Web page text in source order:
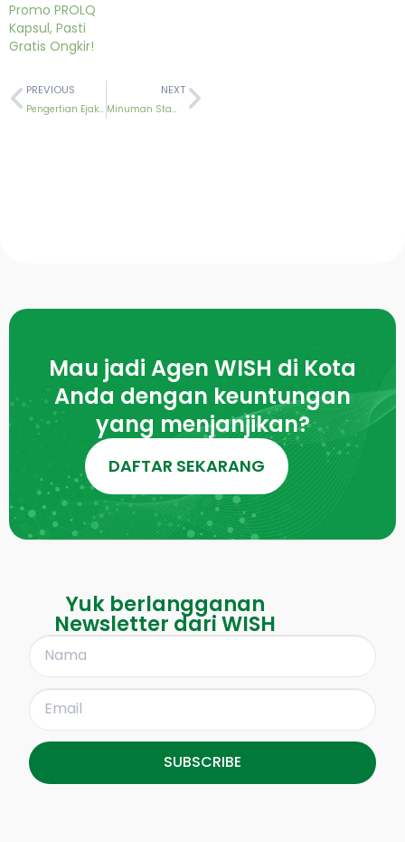
Promo PROLQ
Kapsul, Pasti
Gratis Ongkir!
PREVIOUS
Pengertian Ejakulasi Dini, Gejala Hingga Cara Mengatasi
NEXT
Minuman Stamina Pria Membuat Hubungan Seks Berkualitas
Mau jadi Agen WISH di Kota
Anda dengan keuntungan
yang menjanjikan?
DAFTAR SEKARANG
Yuk berlangganan
Newsletter dari WISH
SUBSCRIBE